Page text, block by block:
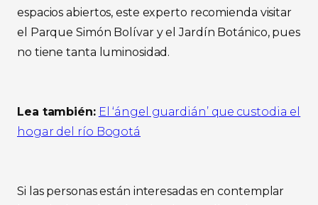
espacios abiertos, este experto recomienda visitar
el Parque Simón Bolívar y el Jardín Botánico, pues
no tiene tanta luminosidad.
Lea también: El ‘ángel guardián’ que custodia el
hogar del río Bogotá
Si las personas están interesadas en contemplar